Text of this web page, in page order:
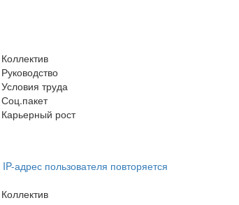
Коллектив
Руководство
Условия труда
Соц.пакет
Карьерный рост
IP-адрес пользователя повторяется
Коллектив